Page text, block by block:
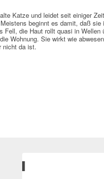
Katze und leidet seit einiger
beginnt es damit, daß sie
Fell, die Haut rollt quasi in Wellen
Wohnung. Sie wirkt wie
nicht da ist.